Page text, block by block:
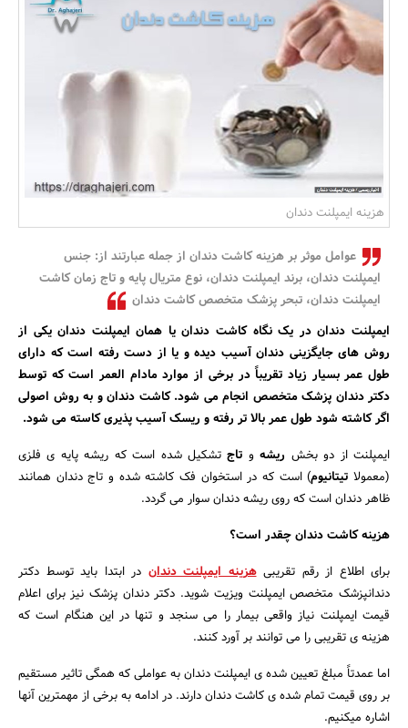
بانک، بیمه و سرمایه
مسکن و ساختمان
هزینه ایمپلنت دندان
عوامل موثر بر هزینه کاشت دندان از جمله عبارتند از: جنس
ایمپلنت دندان، برند ایمپلنت دندان، نوع متریال پایه و تاج زمان کاشت
ایمپلنت دندان، تبحر پزشک متخصص کاشت دندان
ایمپلنت دندان در یک نگاه کاشت دندان یا همان ایمپلنت دندان یکی از
روش های جایگزینی دندان آسیب دیده و یا از دست رفته است که دارای
طول عمر بسیار زیاد تقریباً در برخی از موارد مادام العمر است که توسط
دکتر دندان پزشک متخصص انجام می شود. کاشت دندان و به روش اصولی
اگر کاشته شود طول عمر بالا تر رفته و ریسک آسیب پذیری کاسته می شود.
ایمپلنت از دو بخش ریشهو تاج تشکیل شده است که ریشه پایه ی فلزی
(معمولا تیتانیوم) است که در استخوان فک کاشته شده و تاج دندان همانند
ظاهر دندان است که روی ریشه دندان سوار می گردد.
هزینه کاشت دندان چقدر است؟
برای اطلاع از رقم تقریبیهزینه ایمپلنت دندان در ابتدا باید توسط دکتر
دندانپزشک متخصص ایمپلنت ویزیت شوید. دکتر دندان پزشک نیز برای اعلام
قیمت ایمپلنت نیاز واقعی بیمار را می سنجد و تنها در این هنگام است که
هزینه ی تقریبی را می توانند بر آورد کنند.
اما عمدتاً مبلغ تعیین شده ی ایمپلنت دندان به عواملی که همگی تاثیر مستقیم
بر روی قیمت تمام شده ی کاشت دندان دارند. در ادامه به برخی از مهمترین آنها
اشاره میکنیم.